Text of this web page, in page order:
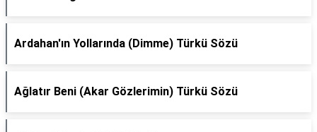
Ardahan'ın Yollarında (Dimme) Türkü Sözü
Ağlatır Beni (Akar Gözlerimin) Türkü Sözü